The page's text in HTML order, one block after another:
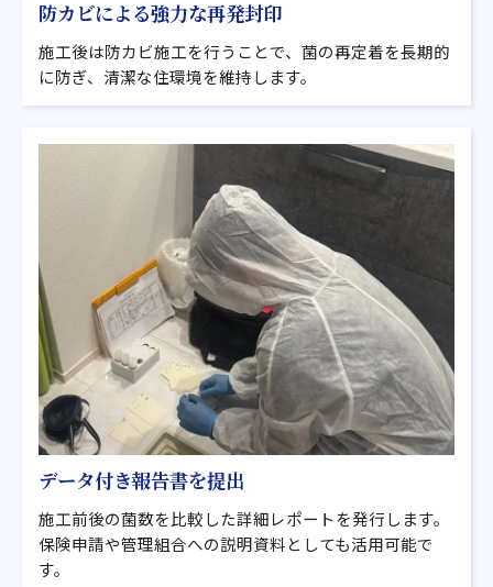
防カビによる強力な再発封印
施工後は防カビ施工を行うことで、菌の再定着を長期的
に防ぎ、清潔な住環境を維持します。
データ付き報告書を提出
施工前後の菌数を比較した詳細レポートを発行します。
保険申請や管理組合への説明資料としても活用可能で
す。